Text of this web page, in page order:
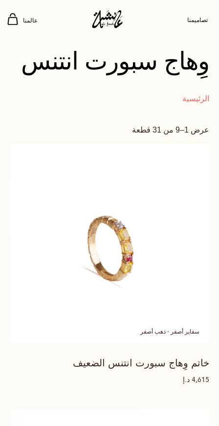
تصاميمنا عالمنا
وِهاج سبورت انتنس
الرئيسية
عرض 1–9 من 31 قطعة
سفاير أصفر - ذهب أصفر
خاتم وِهاج سبورت انتنس الضعيف
4,615 د.إ